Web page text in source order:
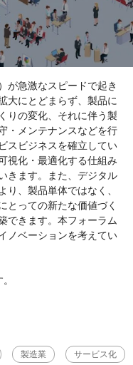
が急激なスピードで起き
大にとどまらず、製品に
りの変化、それに伴う製
・メンテナンスなどを行
スビジネスを確立してい
視化・最適化する仕組み
きます。また、デジタル
り、製品単体ではなく、
とっての新たな価値づく
できます。本フォーラム
ノベーションを考えてい
製造業 サービス化